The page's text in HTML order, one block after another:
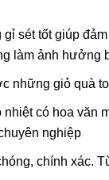
sét tốt giúp
làm ảnh hưởng
những giỏ quà
có hoa văn
nghiệp
chính xác.
Tự
Dụng